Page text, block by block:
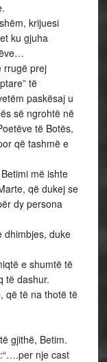
krijuesi
ku gjuha
rrugë prej
të
paskësaj u
së ngrohtë në
të Botës,
që tashmë e
më ishte
që dukej se
dy persona
dhimbjes, duke
e shumtë të
të dashur.
që të na thotë të
gjithë, Betim.
nje cast